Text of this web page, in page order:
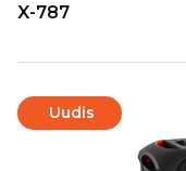
X-787
Uudis